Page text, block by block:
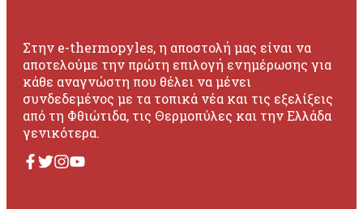
Στην e-thermopyles, η αποστολή μας είναι να
αποτελούμε την πρώτη επιλογή ενημέρωσης για
κάθε αναγνώστη που θέλει να μένει
συνδεδεμένος με τα τοπικά νέα και τις εξελίξεις
από τη Φθιώτιδα, τις Θερμοπύλες και την Ελλάδα
γενικότερα.